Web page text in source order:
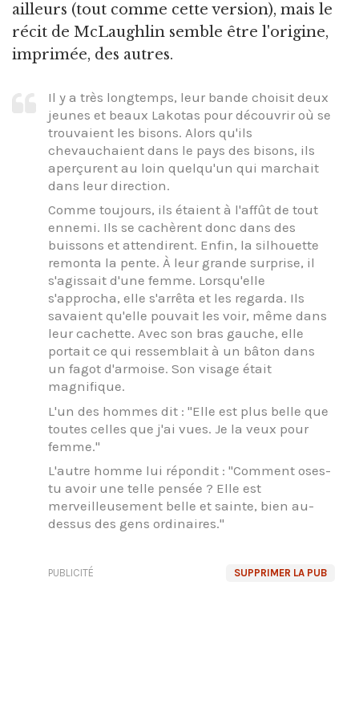
ailleurs (tout comme cette version), mais le
récit de McLaughlin semble être l'origine,
imprimée, des autres.
Il y a très longtemps, leur bande choisit deux
jeunes et beaux Lakotas pour découvrir où se
trouvaient les bisons. Alors qu'ils
chevauchaient dans le pays des bisons, ils
aperçurent au loin quelqu'un qui marchait
dans leur direction.
Comme toujours, ils étaient à l'affût de tout
ennemi. Ils se cachèrent donc dans des
buissons et attendirent. Enfin, la silhouette
remonta la pente. À leur grande surprise, il
s'agissait d'une femme. Lorsqu'elle
s'approcha, elle s'arrêta et les regarda. Ils
savaient qu'elle pouvait les voir, même dans
leur cachette. Avec son bras gauche, elle
portait ce qui ressemblait à un bâton dans
un fagot d'armoise. Son visage était
magnifique.
L'un des hommes dit : "Elle est plus belle que
toutes celles que j'ai vues. Je la veux pour
femme."
L'autre homme lui répondit : "Comment oses-
tu avoir une telle pensée ? Elle est
merveilleusement belle et sainte, bien au-
dessus des gens ordinaires."
SUPPRIMER LA PUB
PUBLICITÉ